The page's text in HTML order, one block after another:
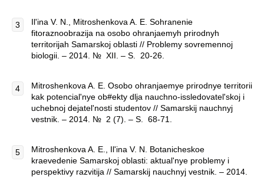
Il'ina V. N., Mitroshenkova A. E. Sohranenie
fitoraznoobrazija na osobo ohranjaemyh prirodnyh
territorijah Samarskoj oblasti // Problemy sovremennoj
biologii. – 2014. № XII. – S. 20-26.
Mitroshenkova A. E. Osobo ohranjaemye prirodnye territorii
kak potencial'nye ob#ekty dlja nauchno-issledovatel'skoj i
uchebnoj dejatel'nosti studentov // Samarskij nauchnyj
vestnik. – 2014. № 2 (7). – S. 68-71.
Mitroshenkova A. E., Il'ina V. N. Botanicheskoe
kraevedenie Samarskoj oblasti: aktual'nye problemy i
perspektivy razvitija // Samarskij nauchnyj vestnik. – 2014.